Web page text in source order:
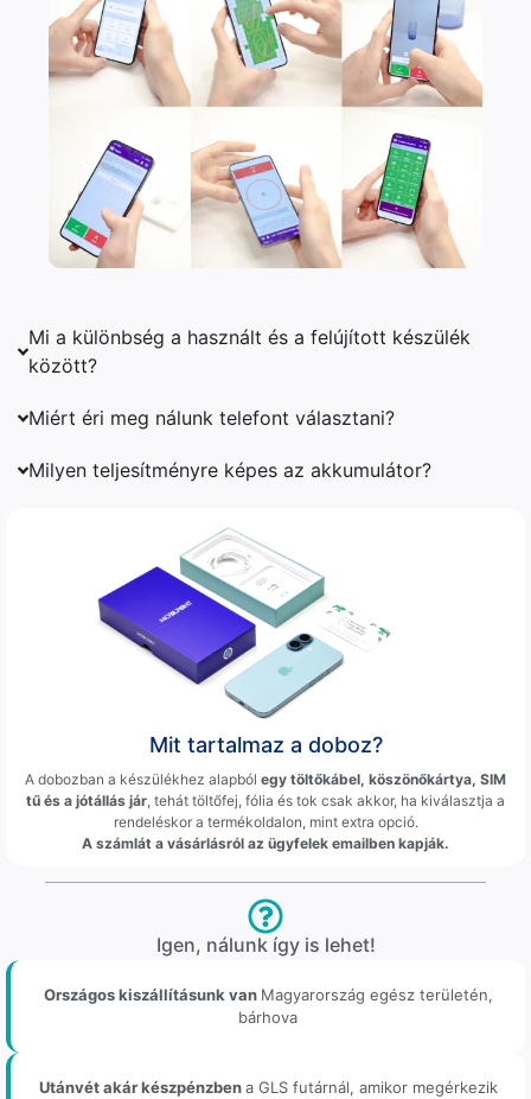
Mi a különbség a használt és a felújított készülék
között?
Miért éri meg nálunk telefont választani?
Milyen teljesítményre képes az akkumulátor?
Mit tartalmaz a doboz?
A dobozban a készülékhez alapból egy töltőkábel, köszönőkártya, SIM
tű és a jótállás jár, tehát töltőfej, fólia és tok csak akkor, ha kiválasztja a
rendeléskor a termékoldalon, mint extra opció.
A számlát a vásárlásról az ügyfelek emailben kapják.
Igen, nálunk így is lehet!
Országos kiszállításunk van Magyarország egész területén,
bárhova
Utánvét akár készpénzbena GLS futárnál, amikor megérkezik